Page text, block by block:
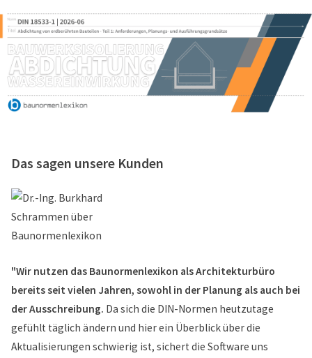
Das sagen unsere Kunden
"Wir nutzen das Baunormenlexikon als Architekturbüro
bereits seit vielen Jahren, sowohl in der Planung als auch bei
der Ausschreibung. Da sich die DIN-Normen heutzutage
gefühlt täglich ändern und hier ein Überblick über die
Aktualisierungen schwierig ist, sichert die Software uns